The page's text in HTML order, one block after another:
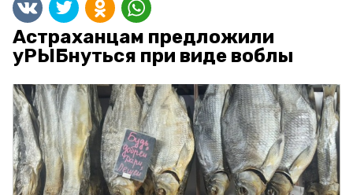
Астраханцам предложили
уРЫБнуться при виде воблы